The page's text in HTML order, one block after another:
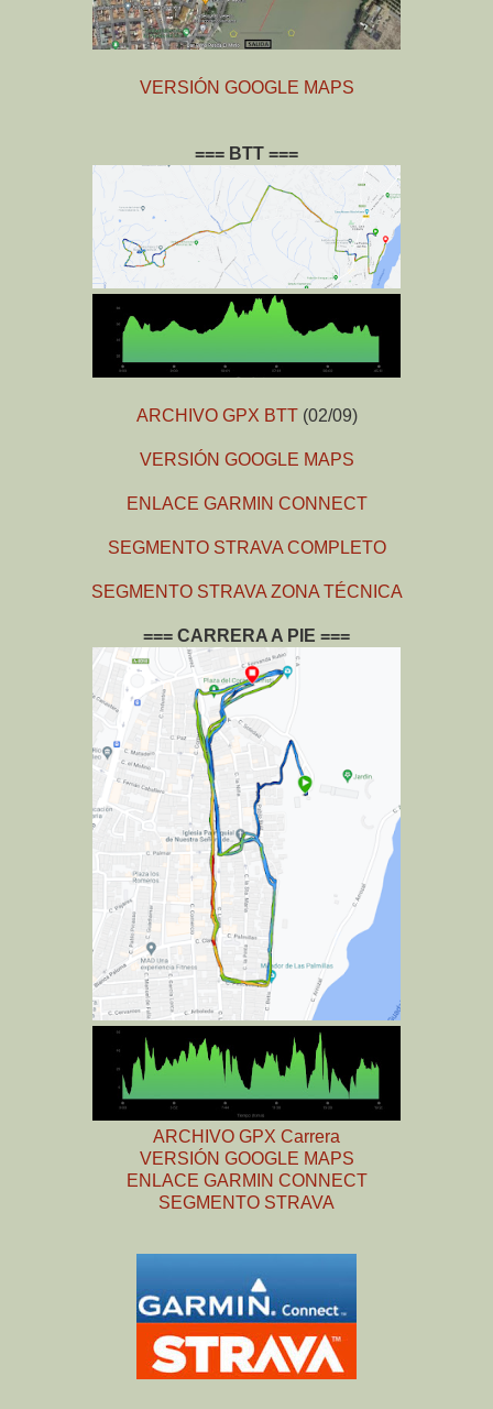
VERSIÓN GOOGLE MAPS
=== BTT ===
ARCHIVO GPX BTT(02/09)
VERSIÓN GOOGLE MAPS
ENLACE GARMIN CONNECT
SEGMENTO STRAVA COMPLETO
SEGMENTO STRAVA ZONA TÉCNICA
=== CARRERA A PIE ===
ARCHIVO GPX Carrera
VERSIÓN GOOGLE MAPS
ENLACE GARMIN CONNECT
SEGMENTO STRAVA